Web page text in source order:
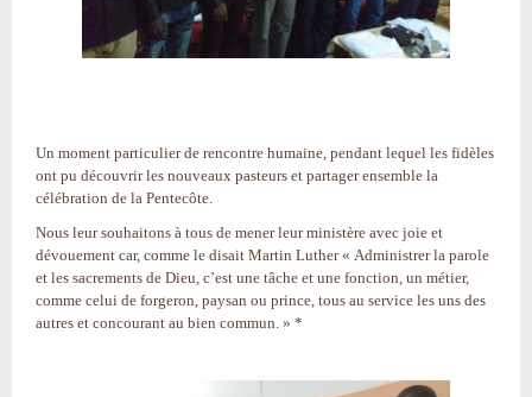
Un moment particulier de rencontre humaine, pendant lequel les fidèles
ont pu découvrir les nouveaux pasteurs et partager ensemble la
célébration de la Pentecôte.
Nous leur souhaitons à tous de mener leur ministère avec joie et
dévouement car, comme le disait Martin Luther « Administrer la parole
et les sacrements de Dieu, c’est une tâche et une fonction, un métier,
comme celui de forgeron, paysan ou prince, tous au service les uns des
autres et concourant au bien commun. » *